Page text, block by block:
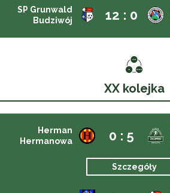
SP Grunwald
Budziwój
12 : 0
XX kolejka
Herman
Hermanowa
0 : 5
Szczegóły